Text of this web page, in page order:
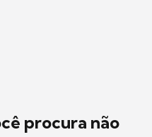
procura não